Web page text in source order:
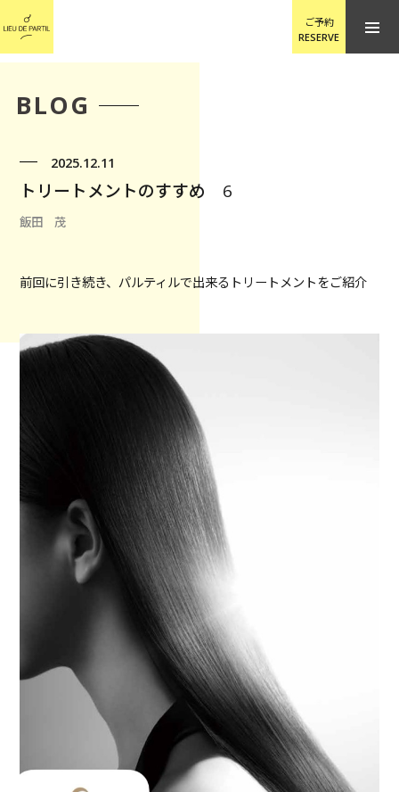
ご予約
RESERVE
BLOG
2025.12.11
トリートメントのすすめ 6
飯田 茂
前回に引き続き、パルティルで出来るトリートメントをご紹介